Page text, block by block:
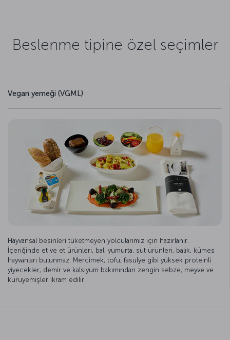
Beslenme tipine özel seçimler
Vegan yemeği (VGML)
Hayvansal besinleri tüketmeyen yolcularımız için hazırlanır.
İçeriğinde et ve et ürünleri, bal, yumurta, süt ürünleri, balık, kümes
hayvanları bulunmaz. Mercimek, tofu, fasulye gibi yüksek proteinli
yiyecekler, demir ve kalsiyum bakımından zengin sebze, meyve ve
kuruyemişler ikram edilir.